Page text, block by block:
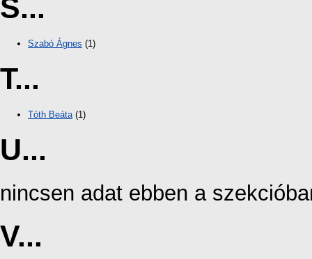
S...
Szabó Ágnes (1)
T...
Tóth Beáta(1)
U...
nincsen adat ebben a
V...